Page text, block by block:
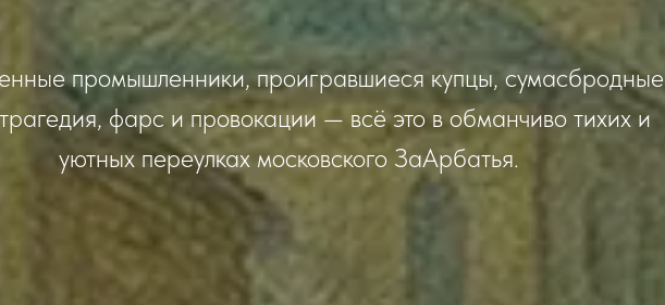
промышленники, проигравшиеся купцы, сумасбродные
фарс и провокации — всё это в обманчиво тихих и
уютных переулках московского ЗаАрбатья.